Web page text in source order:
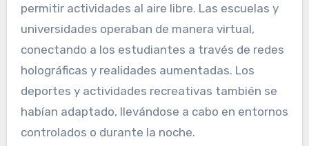
permitir actividades al aire libre. Las escuelas y
universidades operaban de manera virtual,
conectando a los estudiantes a través de redes
holográficas y realidades aumentadas. Los
deportes y actividades recreativas también se
habían adaptado, llevándose a cabo en entornos
controlados o durante la noche.